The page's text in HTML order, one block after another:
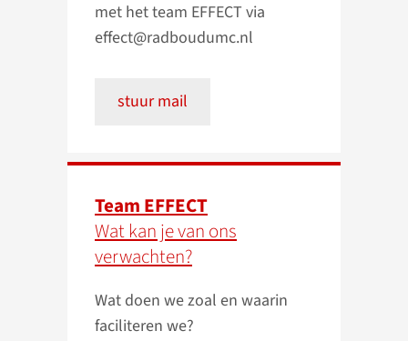
met het team EFFECT via
effect@radboudumc.nl
stuur mail
Team EFFECT
Wat kan je van ons
verwachten?
Wat doen we zoal en waarin
faciliteren we?